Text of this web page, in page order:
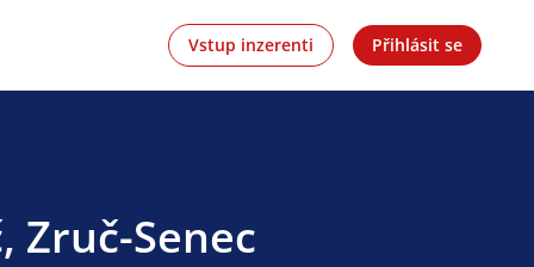
Vstup inzerenti Přihlásit se
Zruč-Senec